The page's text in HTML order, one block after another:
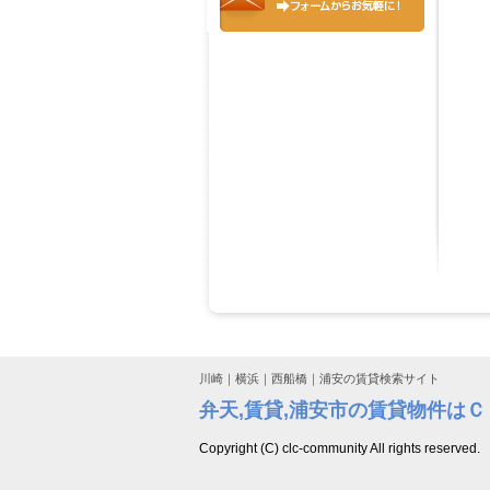
川崎｜横浜｜西船橋｜浦安の賃貸検索サイト
弁天,賃貸,浦安市の賃貸物件は
Copyright (C) clc-community All rights reserved.